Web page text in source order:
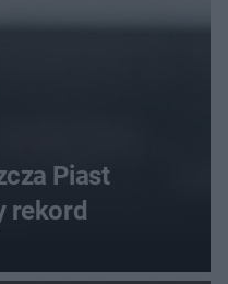
Piast
rekord